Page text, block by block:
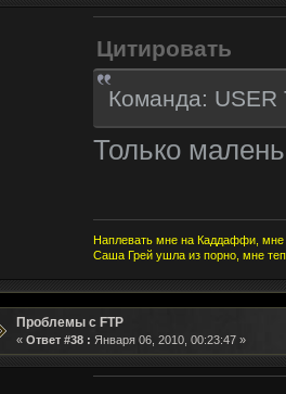
Цитировать
Команда: USER
Только
Наплевать мне на Каддаффи, мне
Саша Грей ушла из порно, мне
Проблемы с FTP
« Ответ #38 : Января 06, 2010, 00:23:47 »